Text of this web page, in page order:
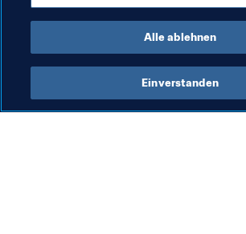
Alle ablehnen
Einverstanden